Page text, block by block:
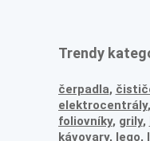
Trendy
čerpadla,
elektrocentrály,
foliovníky, grily,
kávovary, lego,